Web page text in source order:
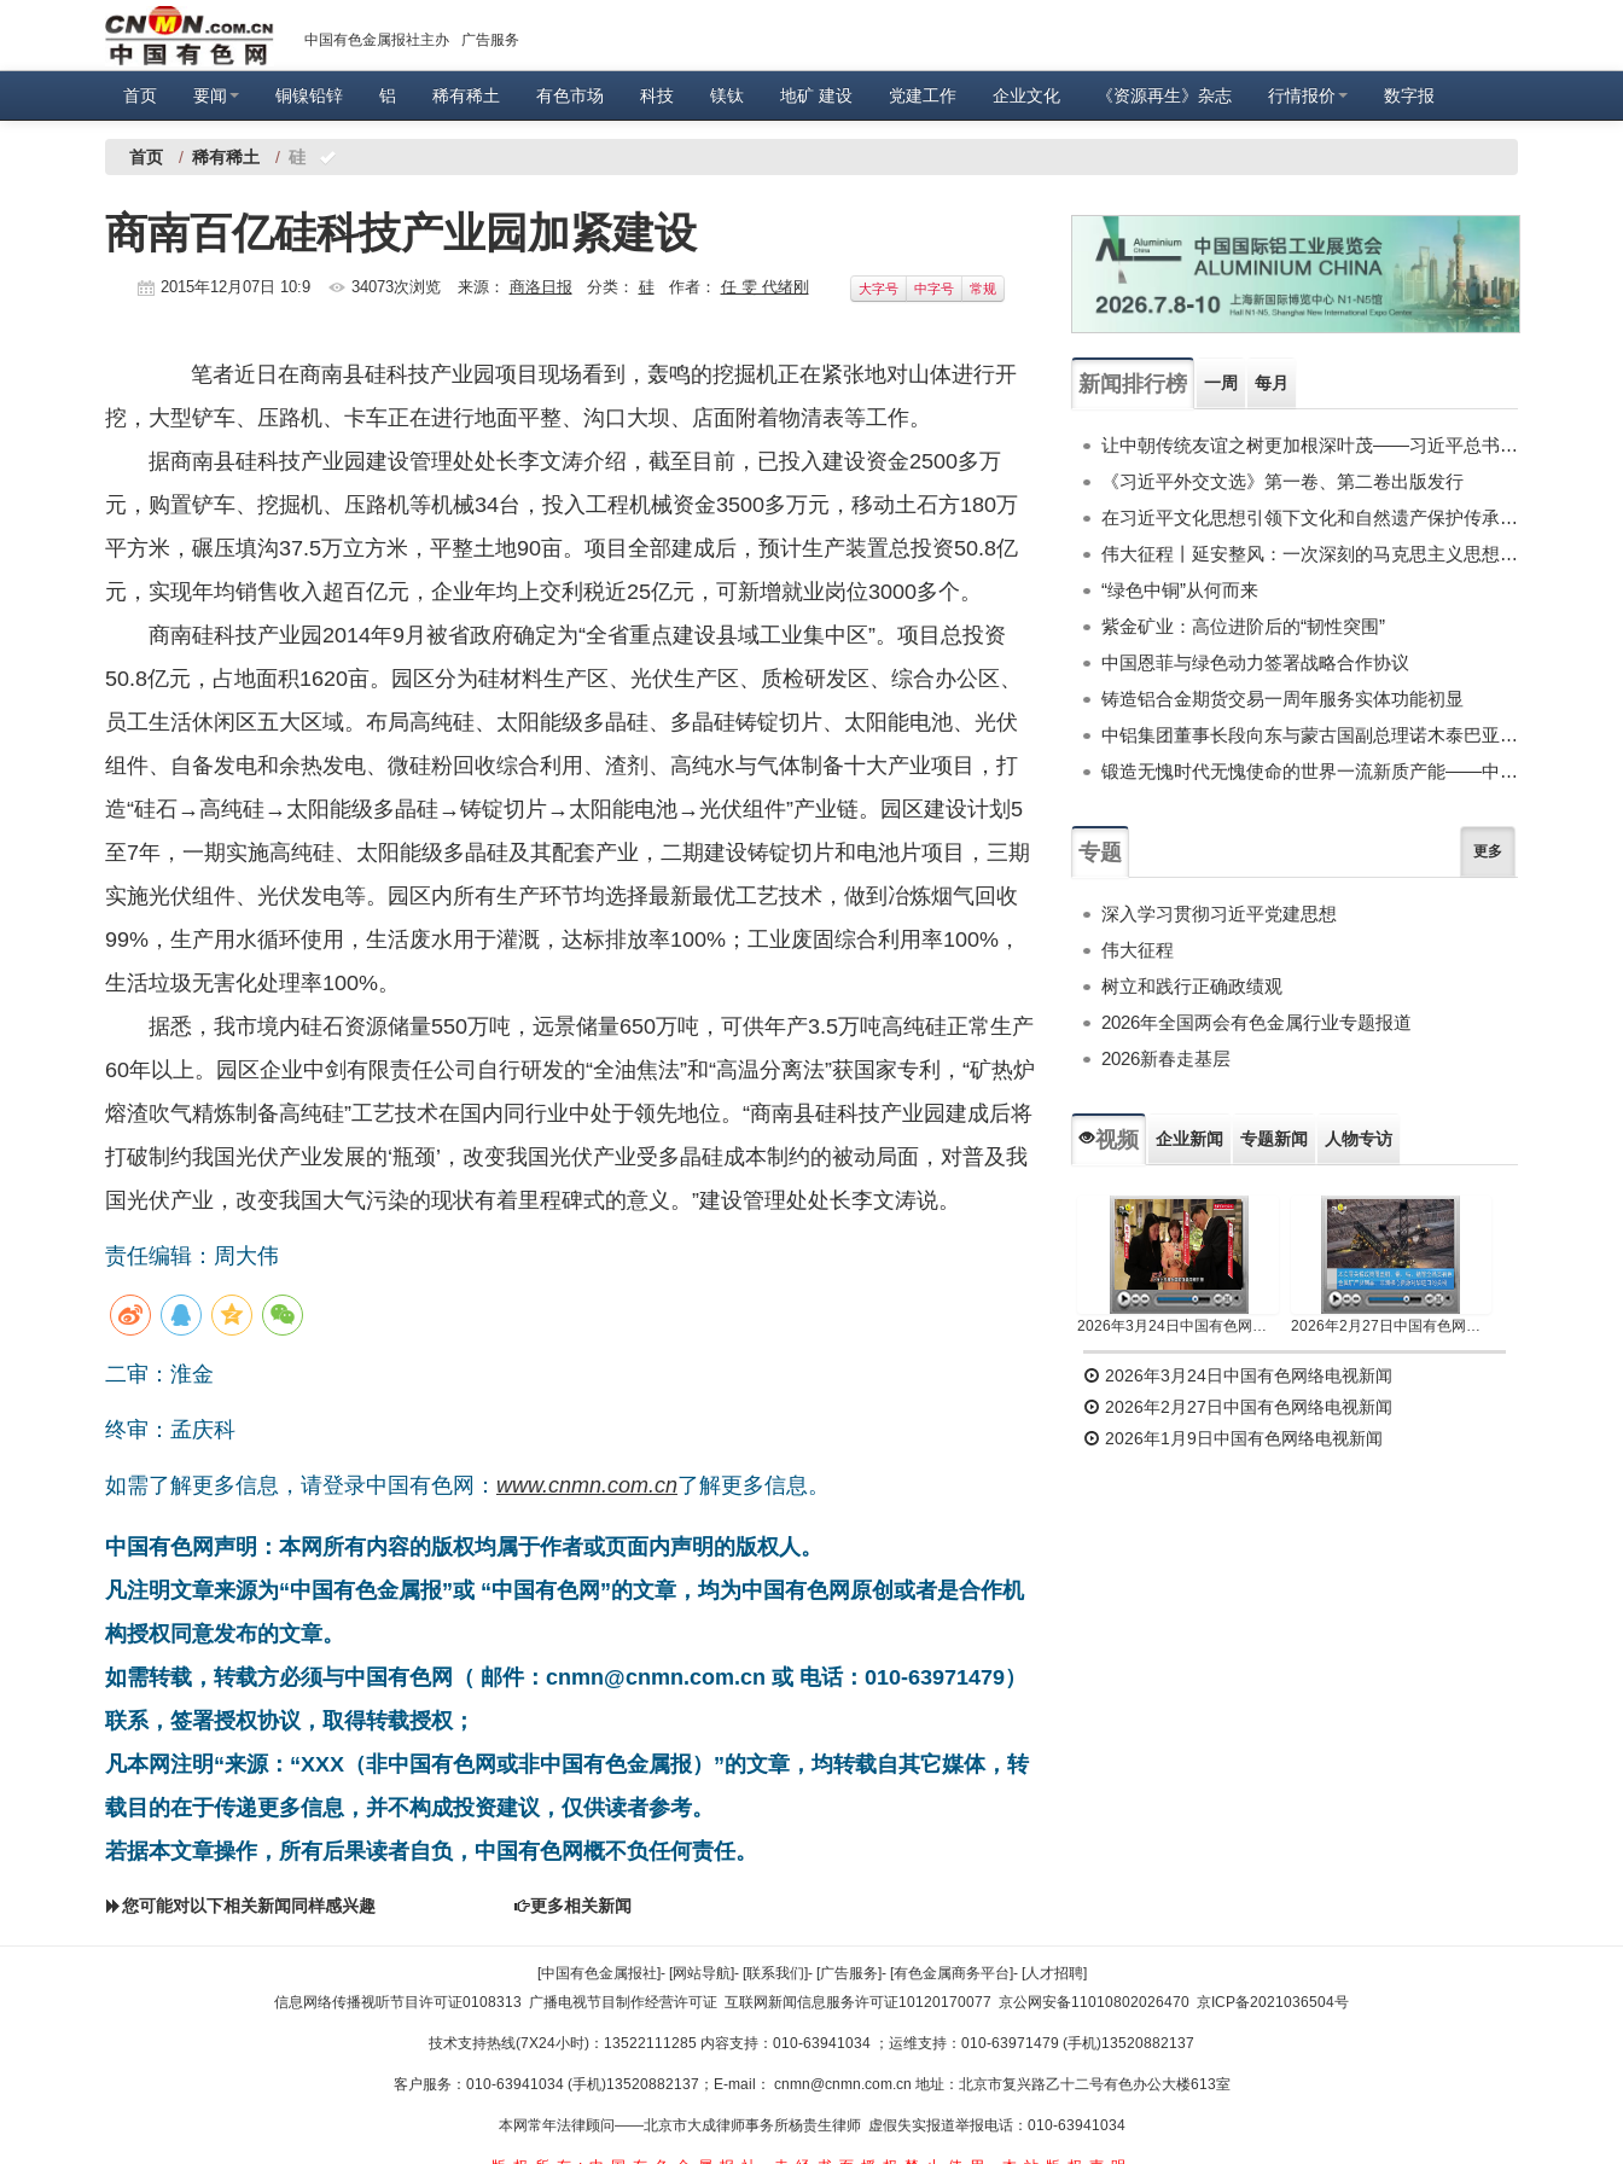
中国有色金属报社主办 广告服务
首页 要闻 铜镍铅锌 铝 稀有稀土 有色市场 科技 镁钛 地矿 建设 党建工作 企业文化 《资源再生》杂志 行情报价 数字报
首页 / 稀有稀土 / 硅
商南百亿硅科技产业园加紧建设
2015年12月07日 10:9 34073次浏览 来源： 商洛日报 分类： 硅作者： 任 雯 代绪刚 大字号 中字号 常规
笔者近日在商南县硅科技产业园项目现场看到，轰鸣的挖掘机正在紧张地对山体进行开
挖，大型铲车、压路机、卡车正在进行地面平整、沟口大坝、店面附着物清表等工作。
据商南县硅科技产业园建设管理处处长李文涛介绍，截至目前，已投入建设资金2500多万
元，购置铲车、挖掘机、压路机等机械34台，投入工程机械资金3500多万元，移动土石方180万
平方米，碾压填沟37.5万立方米，平整土地90亩。项目全部建成后，预计生产装置总投资50.8亿
元，实现年均销售收入超百亿元，企业年均上交利税近25亿元，可新增就业岗位3000多个。
商南硅科技产业园2014年9月被省政府确定为“全省重点建设县域工业集中区”。项目总投资
50.8亿元，占地面积1620亩。园区分为硅材料生产区、光伏生产区、质检研发区、综合办公区、
员工生活休闲区五大区域。布局高纯硅、太阳能级多晶硅、多晶硅铸锭切片、太阳能电池、光伏
组件、自备发电和余热发电、微硅粉回收综合利用、渣剂、高纯水与气体制备十大产业项目，打
造“硅石→高纯硅→太阳能级多晶硅→铸锭切片→太阳能电池→光伏组件”产业链。园区建设计划5
至7年，一期实施高纯硅、太阳能级多晶硅及其配套产业，二期建设铸锭切片和电池片项目，三期
实施光伏组件、光伏发电等。园区内所有生产环节均选择最新最优工艺技术，做到冶炼烟气回收
99%，生产用水循环使用，生活废水用于灌溉，达标排放率100%；工业废固综合利用率100%，
生活垃圾无害化处理率100%。
据悉，我市境内硅石资源储量550万吨，远景储量650万吨，可供年产3.5万吨高纯硅正常生产
60年以上。园区企业中剑有限责任公司自行研发的“全油焦法”和“高温分离法”获国家专利，“矿热炉
熔渣吹气精炼制备高纯硅”工艺技术在国内同行业中处于领先地位。“商南县硅科技产业园建成后将
打破制约我国光伏产业发展的‘瓶颈’，改变我国光伏产业受多晶硅成本制约的被动局面，对普及我
国光伏产业，改变我国大气污染的现状有着里程碑式的意义。”建设管理处处长李文涛说。
责任编辑：周大伟
二审：淮金
终审：孟庆科
如需了解更多信息，请登录中国有色网： www.cnmn.com.cn了解更多信息。
中国有色网声明：本网所有内容的版权均属于作者或页面内声明的版权人。
凡注明文章来源为“中国有色金属报”或 “中国有色网”的文章，均为中国有色网原创或者是合作机
构授权同意发布的文章。
如需转载，转载方必须与中国有色网（ 邮件：cnmn@cnmn.com.cn 或 电话：010-63971479）
联系，签署授权协议，取得转载授权；
凡本网注明“来源：“XXX（非中国有色网或非中国有色金属报）”的文章，均转载自其它媒体，转
载目的在于传递更多信息，并不构成投资建议，仅供读者参考。
若据本文章操作，所有后果读者自负，中国有色网概不负任何责任。
您可能对以下相关新闻同样感兴趣 更多相关新闻
新闻排行榜 一周 每月
让中朝传统友谊之树更加根深叶茂——习近平总书记对朝鲜进行国事访问纪实
《习近平外交文选》第一卷、第二卷出版发行
在习近平文化思想引领下文化和自然遗产保护传承利用工作开创新局面
伟大征程丨延安整风：一次深刻的马克思主义思想教育运动
“绿色中铜”从何而来
紫金矿业：高位进阶后的“韧性突围”
中国恩菲与绿色动力签署战略合作协议
铸造铝合金期货交易一周年服务实体功能初显
中铝集团董事长段向东与蒙古国副总理诺木泰巴亚尔举行会谈
锻造无愧时代无愧使命的世界一流新质产能——中国有色金属工业的战略应对与破局之道（二）
专题 更多
深入学习贯彻习近平党建思想
伟大征程
树立和践行正确政绩观
2026年全国两会有色金属行业专题报道
2026新春走基层
视频 企业新闻 专题新闻 人物专访
2026年3月24日中国有色网络电视新闻 2026年2月27日中国有色网络电视新闻
2026年3月24日中国有色网络电视新闻
2026年2月27日中国有色网络电视新闻
2026年1月9日中国有色网络电视新闻
[中国有色金属报社]- [网站导航]- [联系我们]- [广告服务]- [有色金属商务平台]- [人才招聘]
信息网络传播视听节目许可证0108313 广播电视节目制作经营许可证 互联网新闻信息服务许可证10120170077 京公网安备11010802026470 京ICP备2021036504号
技术支持热线(7X24小时)：13522111285 内容支持：010-63941034 ；运维支持：010-63971479 (手机)13520882137
客户服务：010-63941034 (手机)13520882137；E-mail： cnmn@cnmn.com.cn 地址：北京市复兴路乙十二号有色办公大楼613室
本网常年法律顾问——北京市大成律师事务所杨贵生律师 虚假失实报道举报电话：010-63941034